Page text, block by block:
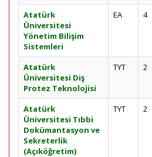
Atatürk
Üniversitesi
Yönetim Bilişim
Sistemleri
EA 4
Atatürk
Üniversitesi Diş
Protez Teknolojisi
TYT 2
Atatürk
Üniversitesi Tıbbi
Dokümantasyon ve
Sekreterlik
(Açıköğretim)
TYT 2